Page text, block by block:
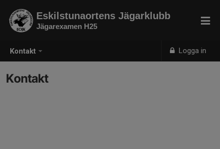
Kontakt Logga in
Eskilstunaortens Jägarklubb
Jägarexamen H25
Kontakt